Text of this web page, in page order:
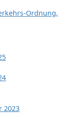
Ordnung,
2023